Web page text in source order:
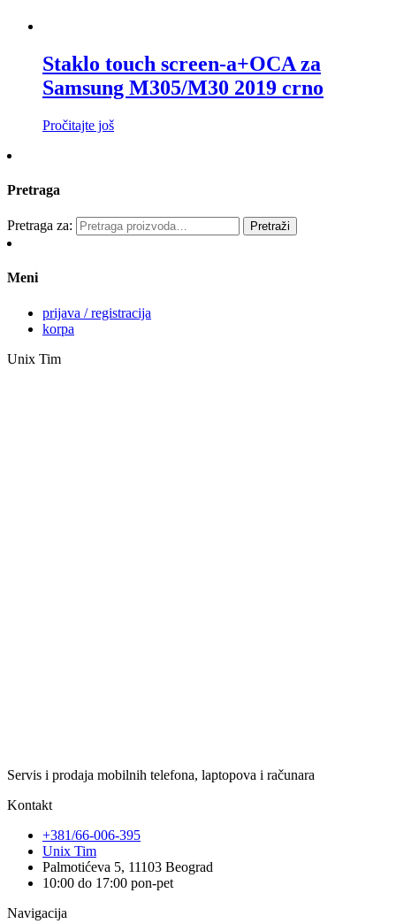
Staklo touch screen-a+OCA za
Samsung M305/M30 2019 crno
Pročitajte još
Pretraga
Pretraga za: Pretraži
Meni
prijava / registracija
korpa
Unix Tim
Servis i prodaja mobilnih telefona, laptopova i računara
Kontakt
+381/66-006-395
Unix Tim
Palmotićeva 5, 11103 Beograd
10:00 do 17:00 pon-pet
Navigacija